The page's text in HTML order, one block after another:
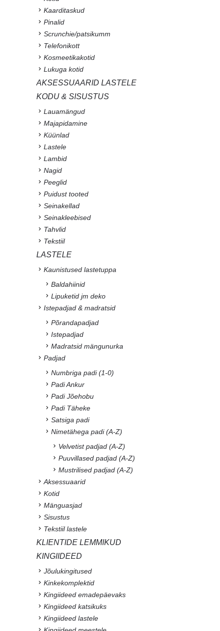
Kaarditaskud
Pinalid
Scrunchie/patsikumm
Telefonikott
Kosmeetikakotid
Lukuga kotid
AKSESSUAARID LASTELE
KODU & SISUSTUS
Lauamängud
Majapidamine
Küünlad
Lastele
Lambid
Nagid
Peeglid
Puidust tooted
Seinakellad
Seinakleebised
Tahvlid
Tekstiil
LASTELE
Kaunistused lastetuppa
Baldahiinid
Lipuketid jm deko
Istepadjad & madratsid
Põrandapadjad
Istepadjad
Madratsid mängunurka
Padjad
Numbriga padi (1-0)
Padi Ankur
Padi Jõehobu
Padi Täheke
Satsiga padi
Nimetähega padi (A-Z)
Velvetist padjad (A-Z)
Puuvillased padjad (A-Z)
Mustrilised padjad (A-Z)
Aksessuaarid
Kotid
Mänguasjad
Sisustus
Tekstiil lastele
KLIENTIDE LEMMIKUD
KINGIIDEED
Jõulukingitused
Kinkekomplektid
Kingiideed emadepäevaks
Kingiideed katsikuks
Kingiideed lastele